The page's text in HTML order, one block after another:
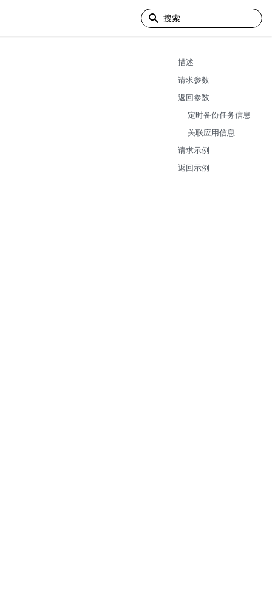
描述
请求参数
返回参数
定时备份任务信息
关联应用信息
请求示例
返回示例